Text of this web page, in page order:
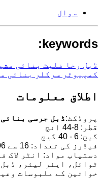
سوال
keywords:
ڈبل رخا فلیٹ بنائی
کمپیوٹر سرکلر بنائی
اطلاق معلومات
پروڈکٹ:ڈبل جرسی
قطر: 8-44 انچ
گیج: 6 - 40 گیج
فیڈرز کی تعداد: 16 سے 88/106 فیڈر
دستیاب مواد: انٹر لاک
ٹوائل، ایئر لیئر،
خواتین کے ملبوسات